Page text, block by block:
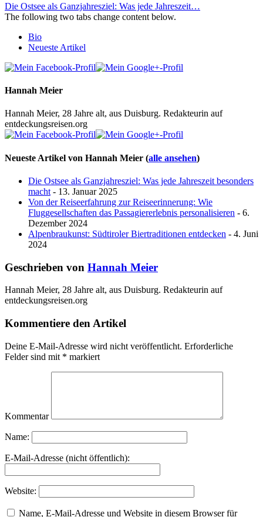
Die Ostsee als Ganzjahresziel: Was jede Jahreszeit…
The following two tabs change content below.
Bio
Neueste Artikel
Hannah Meier
Hannah Meier, 28 Jahre alt, aus Duisburg. Redakteurin auf
entdeckungsreisen.org
Neueste Artikel von Hannah Meier (alle ansehen)
Die Ostsee als Ganzjahresziel: Was jede Jahreszeit besonders
macht - 13. Januar 2025
Von der Reiseerfahrung zur Reiseerinnerung: Wie
Fluggesellschaften das Passagiererlebnis personalisieren - 6.
Dezember 2024
Alpenbraukunst: Südtiroler Biertraditionen entdecken - 4. Juni
2024
Geschrieben von Hannah Meier
Hannah Meier, 28 Jahre alt, aus Duisburg. Redakteurin auf
entdeckungsreisen.org
Kommentiere den Artikel
Deine E-Mail-Adresse wird nicht veröffentlicht. Erforderliche
Felder sind mit * markiert
Kommentar
Name:
E-Mail-Adresse (nicht öffentlich):
Website:
Name, E-Mail-Adresse und Website in diesem Browser für